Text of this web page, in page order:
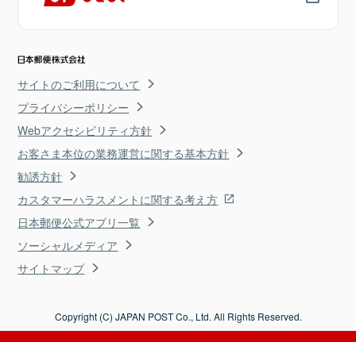
サイトのご利用について
プライバシーポリシー
Webアクセシビリティ方針
お客さま本位の業務運営に関する基本方針
勧誘方針
カスタマーハラスメントに関する考え方
日本郵便公式アプリ一覧
ソーシャルメディア
サイトマップ
Copyright (C) JAPAN POST Co., Ltd. All Rights Reserved.